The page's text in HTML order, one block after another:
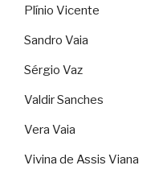
Plínio Vicente
Sandro Vaia
Sérgio Vaz
Valdir Sanches
Vera Vaia
Vivina de Assis Viana